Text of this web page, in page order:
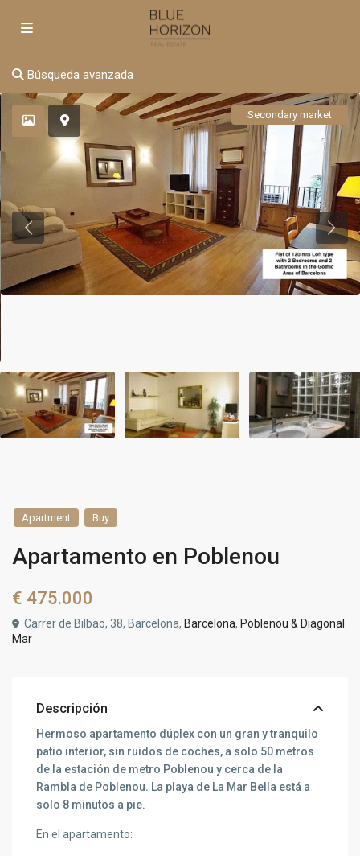
Búsqueda avanzada
Secondary market
Apartment Buy
Apartamento en Poblenou
€ 475.000
Carrer de Bilbao, 38, Barcelona, Barcelona, Poblenou & Diagonal
Mar
Descripción
Hermoso apartamento dúplex con un gran y tranquilo
patio interior, sin ruidos de coches, a solo 50 metros
de la estación de metro Poblenou y cerca de la
Rambla de Poblenou. La playa de La Mar Bella está a
solo 8 minutos a pie.
En el apartamento: